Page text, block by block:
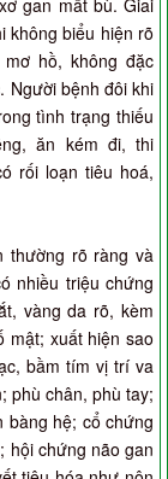
gan mất bù. Giai
không biểu hiện rõ
hồ, không đặc
Người bệnh đôi khi
tình trạng thiếu
ăn kém đi, thi
rối loạn tiêu hoá,
thường rõ ràng và
nhiều triệu chứng
vàng da rõ, kèm
mật; xuất hiện sao
bầm tím vị trí va
phù chân, phù tay;
bàng hệ; cổ chứng
hội chứng não gan